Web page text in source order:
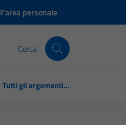
personale
Cerca
Tutti gli argomenti...